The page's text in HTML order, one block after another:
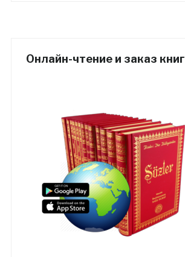
Онлайн-чтение и заказ книг